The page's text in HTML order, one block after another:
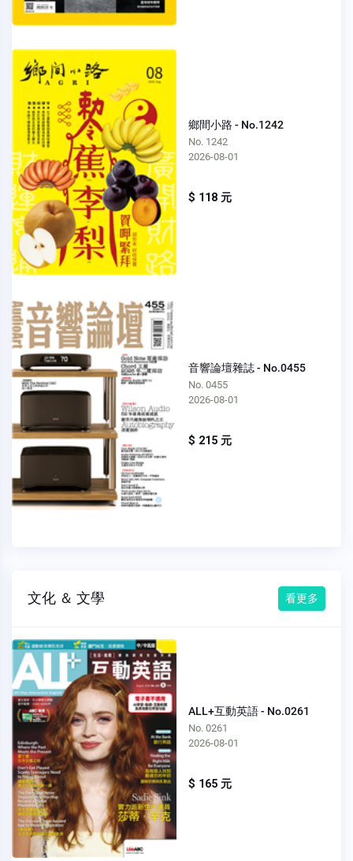
鄉間小路 - No.1242
No. 1242
2026-08-01
$ 118 元
音響論壇雜誌 - No.0455
No. 0455
2026-08-01
$ 215 元
文化 ＆ 文學 看更多
ALL+互動英語 - No.0261
No. 0261
2026-08-01
$ 165 元